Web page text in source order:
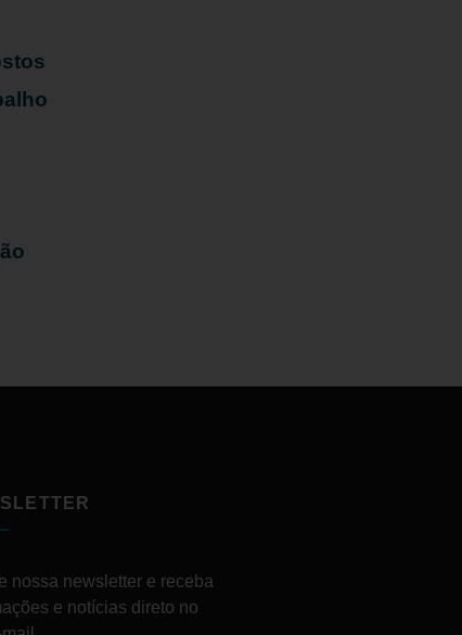
nossa newsletter e receba
e notícias direto no